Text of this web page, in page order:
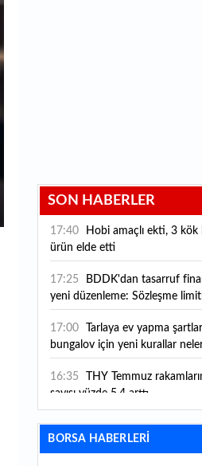
SON HABERLER
17:40
ürün elde etti
17:25
yeni düzenleme: Sözleşme
yeni kurallar yürürlüğe girdi
17:00
bungalov için yeni kurallar
16:35
sayısı yüzde 5,4 arttı
16:27 Piyasaların beklediği veri geldi: ABD tarım
dışı istihdam rakamları açıklandı
BORSA HABERLERİ